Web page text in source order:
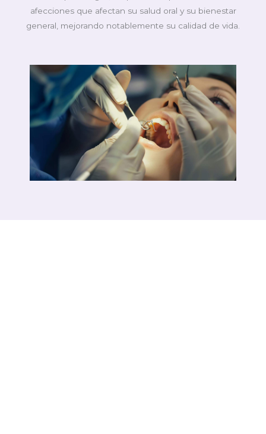
afecciones que afectan su salud oral y su bienestar
general, mejorando notablemente su calidad de vida.